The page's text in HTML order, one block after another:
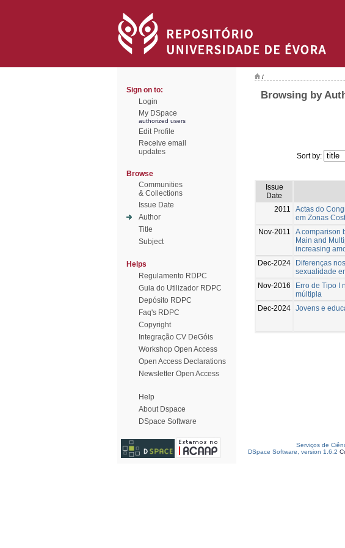
Sign on to:
Login
My DSpace
authorized users
Edit Profile
Receive email
updates
Browse
Communities
& Collections
Issue Date
Author
Title
Subject
Helps
Regulamento RDPC
Guia do Utilizador RDPC
Depósito RDPC
Faq's RDPC
Copyright
Integração CV DeGóis
Workshop Open Access
Open Access Declarations
Newsletter Open Access
Help
About Dspace
DSpace Software
/
Browsing by
Sort by:
Issue
Date
2011
Actas do
em Zonas
Nov-2011
A comparison
Main and
increasing
Dec-2024
Diferenças
sexualidade
Nov-2016
Erro de Tipo I
múltipla
Dec-2024 Jovens e
Serviços de
DSpace Software, version 1.6.2